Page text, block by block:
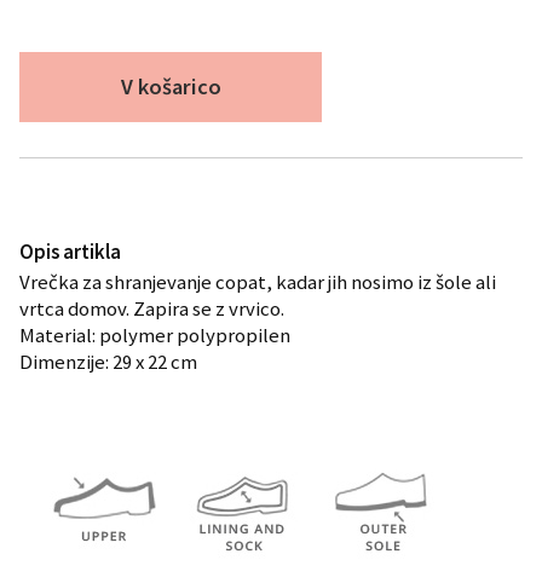
V košarico
Opis artikla
Vrečka za shranjevanje copat, kadar jih nosimo iz šole ali
vrtca domov. Zapira se z vrvico.
Material: polymer polypropilen
Dimenzije: 29 x 22 cm